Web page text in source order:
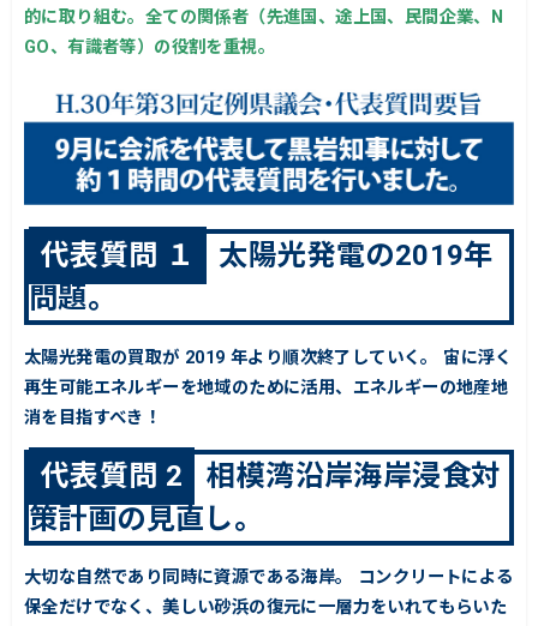
的に取り組む。全ての関係者（先進国、途上国、民間企業、N
GO、有識者等）の役割を重視。
代表質問 １
太陽光発電の2019年
問題。
太陽光発電の買取が 2019 年より順次終了していく。 宙に浮く
再生可能エネルギーを地域のために活用、エネルギーの地産地
消を目指すべき！
代表質問 2
相模湾沿岸海岸浸食対
策計画の見直し。
大切な自然であり同時に資源である海岸。 コンクリートによる
保全だけでなく、美しい砂浜の復元に一層力をいれてもらいた